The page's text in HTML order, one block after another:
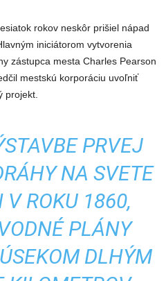
rokov neskôr prišiel nápad
iniciátorom vytvorenia
zástupca mesta Charles Pearson
mestskú korporáciu uvoľniť
projekt.
PRVEJ
NA SVETE
V ROKU 1860,
PLÁNY
DLHÝM